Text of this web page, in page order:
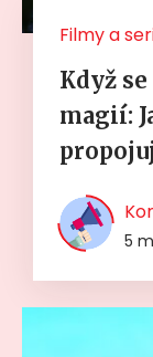
Filmy a
Když
magií:
5